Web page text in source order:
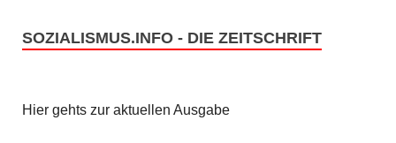
SOZIALISMUS.INFO - DIE ZEITSCHRIFT
Hier gehts zur aktuellen Ausgabe